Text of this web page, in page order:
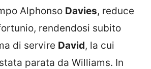
Alphonso Davies, reduce
rendendosi subito
di servire David, la cui
parata da Williams. In